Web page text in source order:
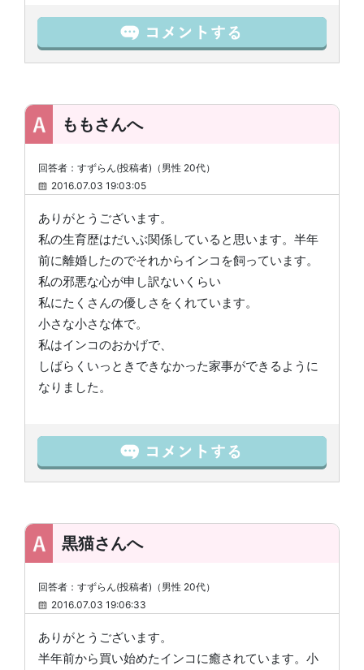
ももさんへ
回答者：すずらん(投稿者)（男性 20代）
2016.07.03 19:03:05
ありがとうございます。
私の生育歴はだいぶ関係していると思います。半年
前に離婚したのでそれからインコを飼っています。
私の邪悪な心が申し訳ないくらい
私にたくさんの優しさをくれています。
小さな小さな体で。
私はインコのおかげで、
しばらくいっときできなかった家事ができるように
なりました。
黒猫さんへ
回答者：すずらん(投稿者)（男性 20代）
2016.07.03 19:06:33
ありがとうございます。
半年前から買い始めたインコに癒されています。小